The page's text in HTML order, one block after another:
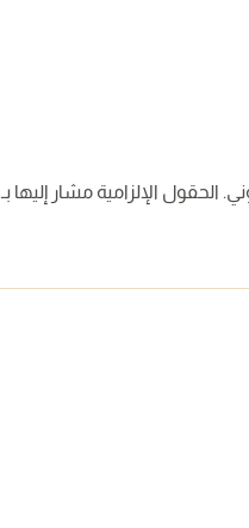
الحقول الإلزامية مشار إليها بـ